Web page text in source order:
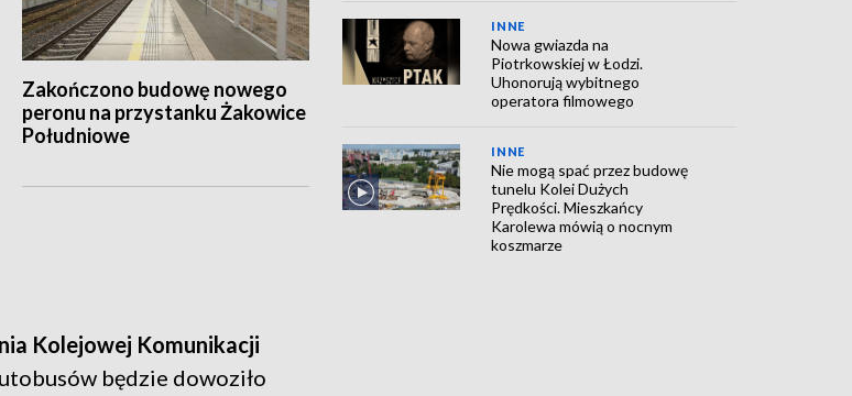
Zakończono budowę nowego
peronu na przystanku Żakowice
Południowe
Kolejowej Komunikacji
będzie dowoziło
INNE
Nowa gwiazda na
Piotrkowskiej w Łodzi.
Uhonorują wybitnego
operatora filmowego
INNE
Nie mogą spać przez budowę
tunelu Kolei Dużych
Prędkości. Mieszkańcy
Karolewa mówią o nocnym
koszmarze